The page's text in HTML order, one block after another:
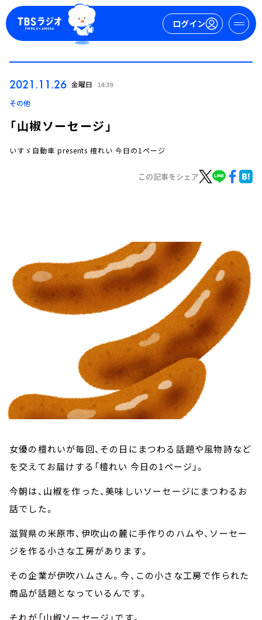
ログイン
TBS Podcast
お知らせ
イベント・グッズ
YouTube
会社情報
2021.11.26 金曜日 14:39
その他
「山椒ソーセージ」
いすゞ自動車 presents 檀れい 今日の1ページ
この記事をシェア
女優の檀れいが毎回、その日にまつわる話題や風物詩など
を交えてお届けする「檀れい 今日の1ページ」。
今朝は、山椒を作った、美味しいソーセージにまつわるお
話でした。
滋賀県の米原市、伊吹山の麓に手作りのハムや、ソーセー
ジを作る小さな工房があります。
その企業が伊吹ハムさん。今、この小さな工房で作られた
商品が話題となっているんです。
それが「山椒ソーセージ」です。